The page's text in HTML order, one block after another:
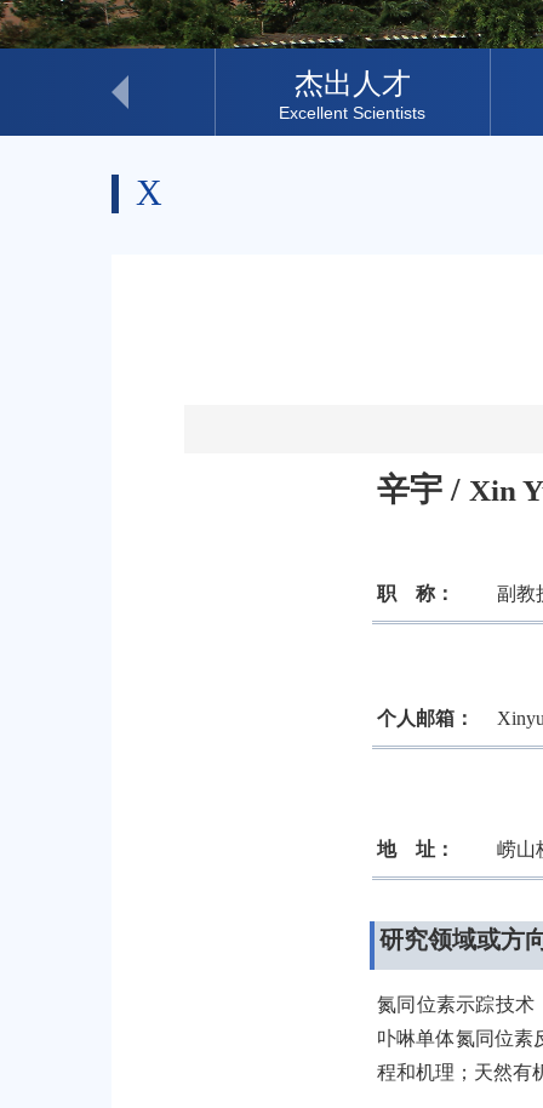
科研助理
Research Assistant
杰出人才
Excellent Scientists
X
辛宇 / Xin
职 称： 副教
个人邮箱：
地 址： 崂山
研究领域或方
氮同位素示踪技术
卟啉单体氮同位素
程和机理；天然有